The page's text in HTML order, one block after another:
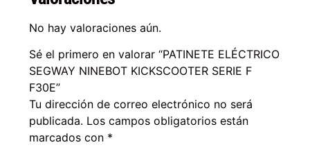
No hay valoraciones aún.
Sé el primero en valorar “PATINETE ELÉCTRICO
SEGWAY NINEBOT KICKSCOOTER SERIE F
F30E”
Tu dirección de correo electrónico no será
publicada. Los campos obligatorios están
marcados con *